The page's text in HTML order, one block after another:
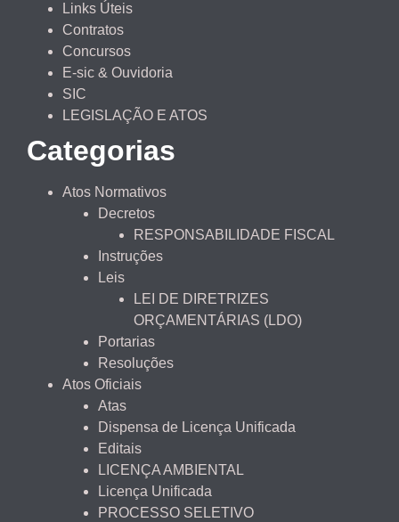
Links Úteis
Contratos
Concursos
E-sic & Ouvidoria
SIC
LEGISLAÇÃO E ATOS
Categorias
Atos Normativos
Decretos
RESPONSABILIDADE FISCAL
Instruções
Leis
LEI DE DIRETRIZES
ORÇAMENTÁRIAS (LDO)
Portarias
Resoluções
Atos Oficiais
Atas
Dispensa de Licença Unificada
Editais
LICENÇA AMBIENTAL
Licença Unificada
PROCESSO SELETIVO